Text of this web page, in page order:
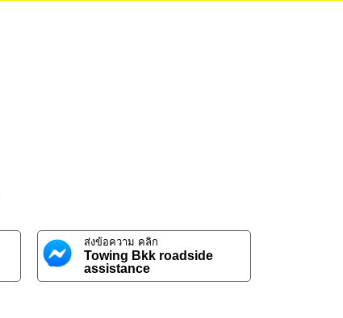
ส่งข้อความ คลิก
Towing Bkk roadside
assistance